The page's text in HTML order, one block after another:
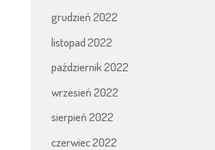
grudzień 2022
listopad 2022
październik 2022
wrzesień 2022
sierpień 2022
czerwiec 2022